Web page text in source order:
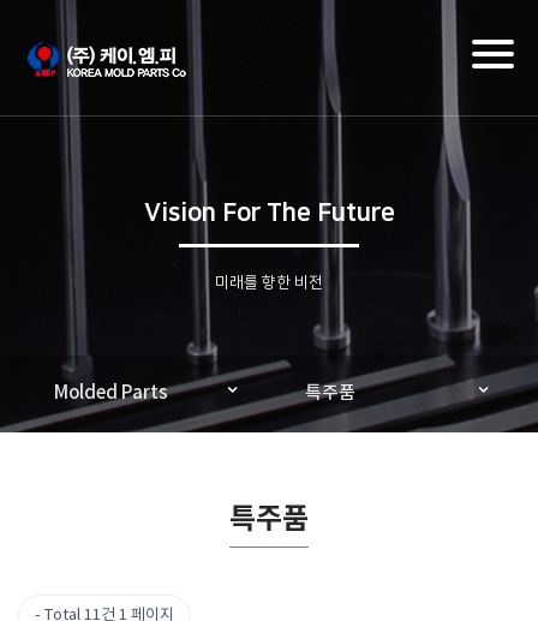
Vision For The Future
미래를 향한 비전
Molded Parts 특주품
특주품
Total 11건 1 페이지